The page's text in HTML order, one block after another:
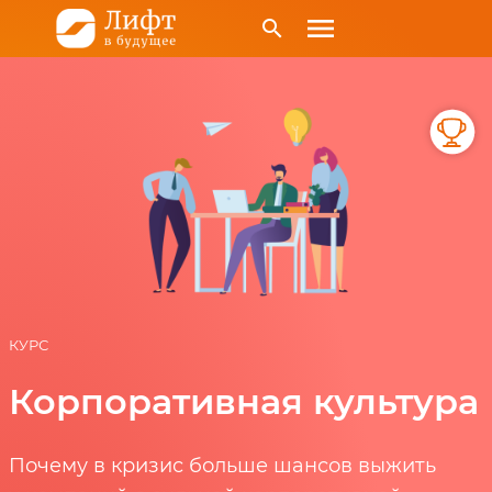
search menu
КУРС
Корпоративная культура
Почему в кризис больше шансов выжить